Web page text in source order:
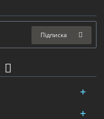
Підписка